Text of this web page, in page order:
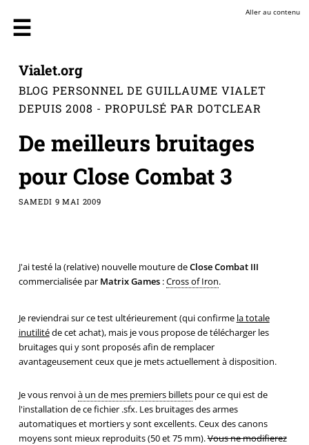
Aller au contenu
Vialet.org
BLOG PERSONNEL DE GUILLAUME VIALET
DEPUIS 2008 - PROPULSÉ PAR DOTCLEAR
De meilleurs bruitages
pour Close Combat 3
SAMEDI 9 MAI 2009
J'ai testé la (relative) nouvelle mouture deClose Combat III
commercialisée par Matrix Games:Cross of Iron.
Je reviendrai sur ce test ultérieurement (qui confirme la totale
inutilitéde cet achat), mais je vous propose de télécharger les
bruitages qui y sont proposés afin de remplacer
avantageusement ceux que je mets actuellement à disposition.
Je vous renvoià un de mes premiers billetspour ce qui est de
l'installation de ce fichier .sfx. Les bruitages des armes
automatiques et mortiers y sont excellents. Ceux des canons
moyens sont mieux reproduits (50 et 75 mm).Vous ne modifierez